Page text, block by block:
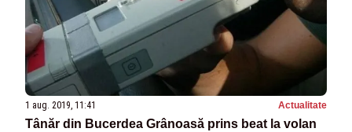
1 aug. 2019, 11:41 Actualitate
Tânăr din Bucerdea Grânoasă prins beat la volan